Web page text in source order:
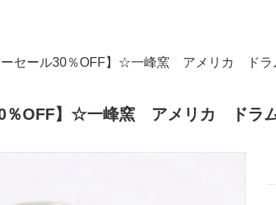
セール30％OFF】☆一峰窯 アメリカ ドラ
％OFF】☆一峰窯 アメリカ ドラ